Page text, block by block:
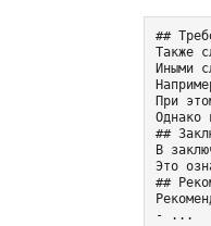
##
Также
Иными
При
Однако
##
В
Это
##
- ...